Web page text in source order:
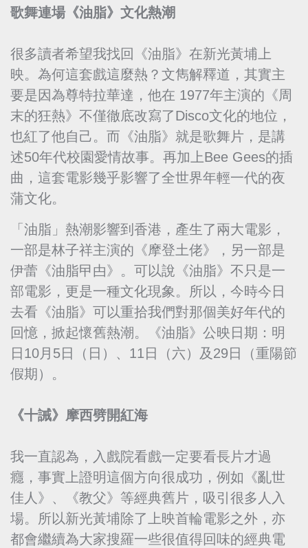
歌舞連場《油脂》文化熱潮
很多讀者希望我找回《油脂》在新光黃埔上
映。為何這套戲這麼熱？文雋解釋道，其實主
要是因為尊特拉華達，他在 1977年主演的《周
末的狂熱》不僅徹底改寫了Disco文化的地位，
也紅了他自己。而《油脂》就是歌舞片，是講
述50年代校園愛情故事。再加上Bee Gees的插
曲，這套電影幾乎影響了全世界年輕一代的夜
蒲文化。
「油脂」熱潮影響到香港，產生了兩大電影，
一部是林子祥主演的《摩登土佬》，另一部是
伊蕾《油脂曱甴》。可以說《油脂》不只是一
部電影，更是一種文化現象。所以，今時今日
去看《油脂》可以重拾我們對那個美好年代的
回憶，掀起懷舊熱潮。《油脂》公映日期：明
日10月5日（日）、11日（六）及29日（重陽節
假期）。
《十誡》摩西劈開紅海
我一直認為，入戲院看戲一定要看長片才過
癮，事實上證明這個方向很成功，例如《亂世
佳人》、《教父》等經典舊片，吸引很多人入
場。所以新光黃埔除了上映首輪電影之外，亦
都會繼續為大家搜羅一些很值得回味的經典電